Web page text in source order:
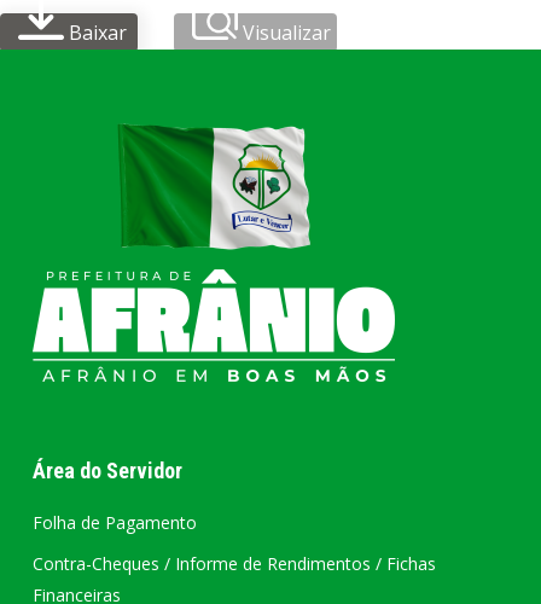
Baixar Visualizar
Área do Servidor
Folha de Pagamento
Contra-Cheques / Informe de Rendimentos / Fichas
Financeiras